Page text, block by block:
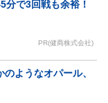
分で3回戦も余裕！
PR(健商株式会社)
ようなオパール、